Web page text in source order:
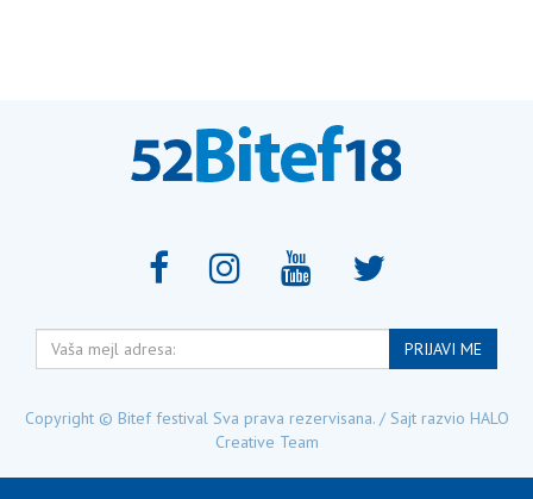
Vaša
mejl
PRIJAVI ME
Copyright © Bitef festival Sva prava rezervisana. / Sajt razvio HALO
Creative Team